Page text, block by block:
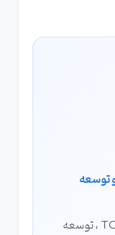
توسعه
حسین احمدی ، بنیانگذار TOSINSO ، توسعه